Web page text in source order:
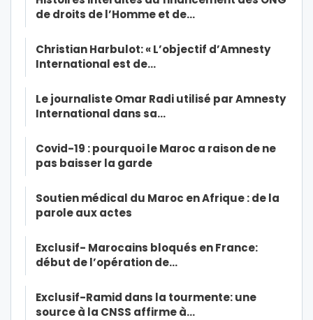
de droits de l’Homme et de…
Christian Harbulot: « L’objectif d’Amnesty
International est de…
Le journaliste Omar Radi utilisé par Amnesty
International dans sa…
Covid-19 : pourquoi le Maroc a raison de ne
pas baisser la garde
Soutien médical du Maroc en Afrique : de la
parole aux actes
Exclusif- Marocains bloqués en France:
début de l’opération de…
Exclusif-Ramid dans la tourmente: une
source à la CNSS affirme à…